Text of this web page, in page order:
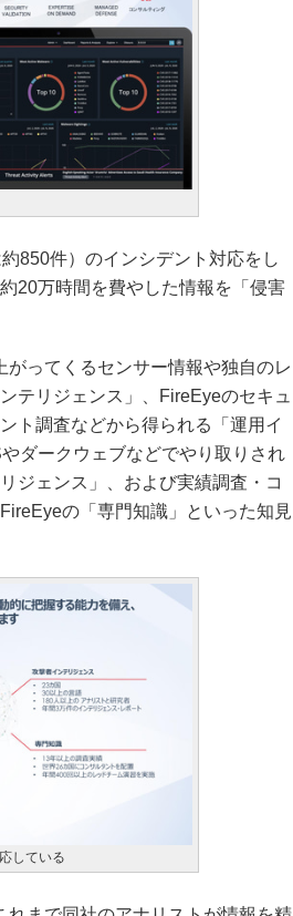
850件）のインシデント対応をし
20万時間を費やした情報を「侵害
ってくるセンサー情報や独自のレ
テリジェンス」、FireEyeのセキュ
ト調査などから得られる「運用イ
ダークウェブなどでやり取りされ
ジェンス」、および実績調査・コ
の「専門知識」といった知見
している